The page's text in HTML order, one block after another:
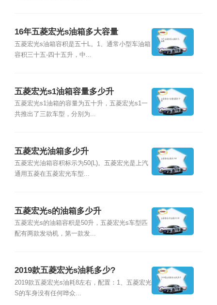
16年五菱宏光s油箱多大容量
五菱宏光s油箱容积是五十L。1、通常小型车油箱
容积三十五-四十五升，中...
五菱宏光s1油箱容量多少升
五菱宏光s1油箱的容量为五十升，五菱宏光s1一
共推出了三款车型，分别为...
五菱宏光油箱多少升
五菱宏光油箱容积标示为50(L)。五菱宏光是上汽
通用五菱在五菱宏光车型...
五菱宏光s的油箱多少升
五菱宏光s的油箱容积是50升，五菱宏光s车型匹
配有两款发动机，第一款发...
2019款五菱宏光s油耗多少?
2019款五菱宏光s油耗8左右，配置：1、五菱宏光
S的车身没有任何哗众...